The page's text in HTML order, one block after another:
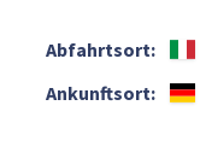
Abfahrtsort:
Ankunftsort: